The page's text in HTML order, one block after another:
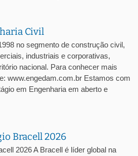
Civil
no segmento de construção civil,
industriais e corporativas,
nacional. Para conhecer mais
www.engedam.com.br Estamos com
em Engenharia em aberto e
Bracell 2026
2026 A Bracell é líder global na